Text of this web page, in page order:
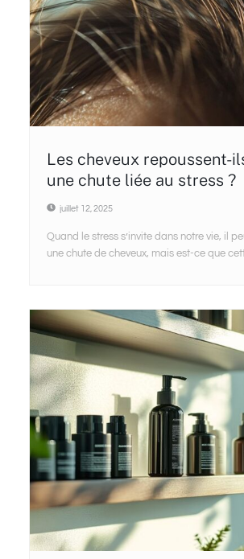
Les cheveux repoussent-
une chute liée au stress ?
juillet 12, 2025
Quand le stress s’invite dans notre vie, il
une chute de cheveux, mais est-ce que